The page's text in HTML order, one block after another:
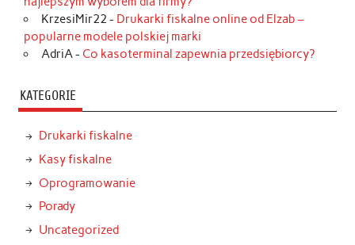
KrzesiMir22 - Drukarki fiskalne online od Elzab –
popularne modele polskiej marki
AdriA- Co kasoterminal zapewnia przedsiębiorcy?
KATEGORIE
Drukarki fiskalne
Kasy fiskalne
Oprogramowanie
Porady
Uncategorized